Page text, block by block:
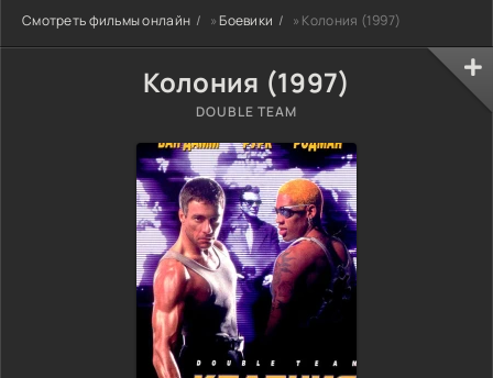
Смотреть фильмы онлайн »Боевики » Колония (1997)
Колония (1997)
DOUBLE TEAM